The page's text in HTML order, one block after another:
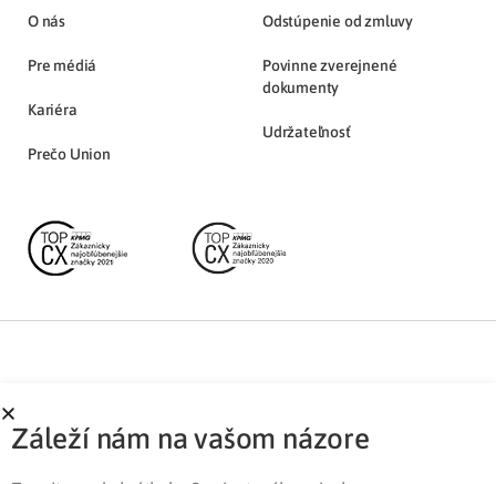
O nás
Pre médiá
Kariéra
Prečo Union
Odstúpenie od zmluvy
Povinne zverejnené
dokumenty
Udržateľnosť
Partnerská zóna Ochrana osobných údajov
Záleží nám na vašom názore